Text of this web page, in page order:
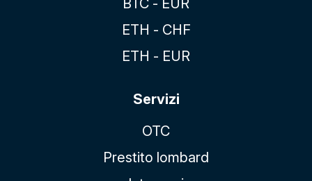
ETH - CHF
ETH - EUR
Servizi
OTC
Prestito lombard